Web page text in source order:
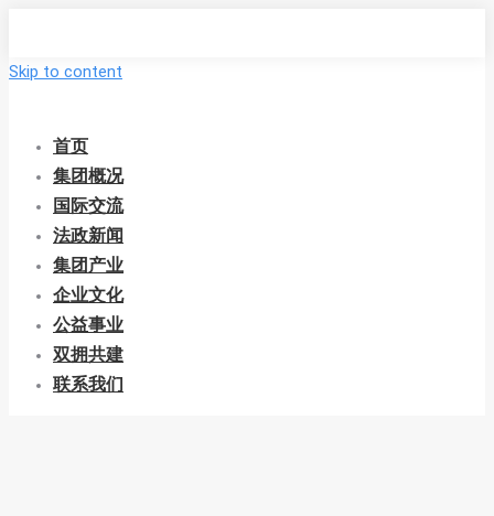
Skip to content
首页
集团概况
国际交流
法政新闻
集团产业
企业文化
公益事业
双拥共建
联系我们